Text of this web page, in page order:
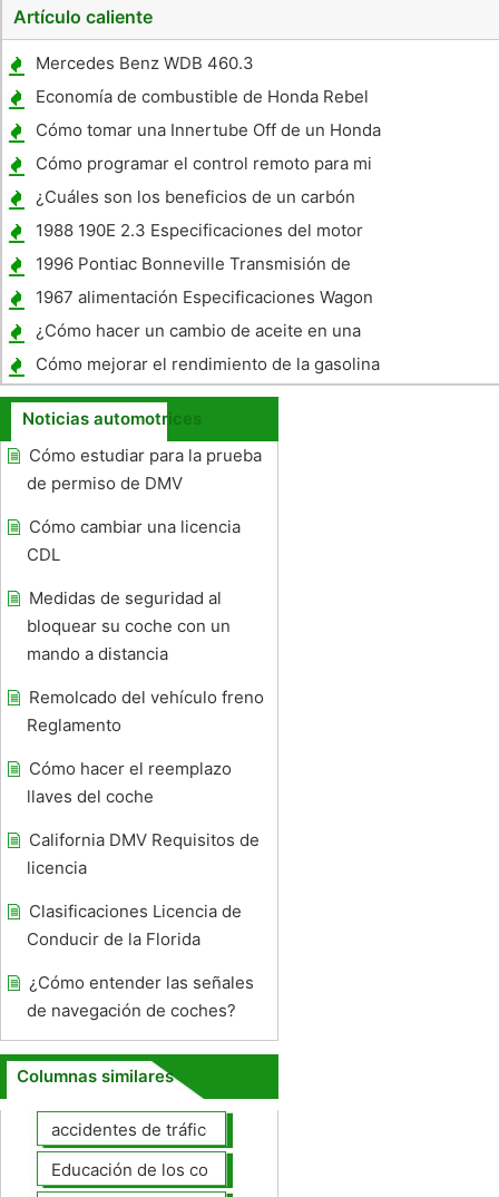
Artículo caliente
Mercedes Benz WDB 460.3
Especificaciones
Economía de combustible de Honda Rebel
Cómo tomar una Innertube Off de un Honda
XR80
Cómo programar el control remoto para mi
Ford Truck
¿Cuáles son los beneficios de un carbón
alineados Filtro de aire?
1988 190E 2.3 Especificaciones del motor
1996 Pontiac Bonneville Transmisión de
Información
1967 alimentación Especificaciones Wagon
¿Cómo hacer un cambio de aceite en una
Harley Lowrider
Cómo mejorar el rendimiento de la gasolina
en un 351 Ford Motor
Noticias automotrices
Cómo estudiar para la prueba
de permiso de DMV
Cómo cambiar una licencia
CDL
Medidas de seguridad al
bloquear su coche con un
mando a distancia
Remolcado del vehículo freno
Reglamento
Cómo hacer el reemplazo
llaves del coche
California DMV Requisitos de
licencia
Clasificaciones Licencia de
Conducir de la Florida
¿Cómo entender las señales
de navegación de coches?
Columnas similares
accidentes de tráfico
Educación de los conductores